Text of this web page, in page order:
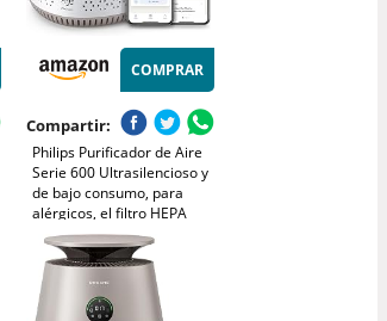
COMPRAR
Compartir:
Philips Purificador de Aire
Serie 600 Ultrasilencioso y
de bajo consumo, para
alérgicos, el filtro HEPA
elimina el 99,97% de los
contaminantes, cubre hasta
44m2, controlado por app,
blanco (AC0650/10)